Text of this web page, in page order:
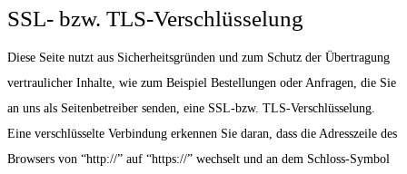
SSL- bzw. TLS-Verschlüsselung
Diese Seite nutzt aus Sicherheitsgründen und zum Schutz der Übertragung
vertraulicher Inhalte, wie zum Beispiel Bestellungen oder Anfragen, die Sie
an uns als Seitenbetreiber senden, eine SSL-bzw. TLS-Verschlüsselung.
Eine verschlüsselte Verbindung erkennen Sie daran, dass die Adresszeile des
Browsers von “http://” auf “https://” wechselt und an dem Schloss-Symbol